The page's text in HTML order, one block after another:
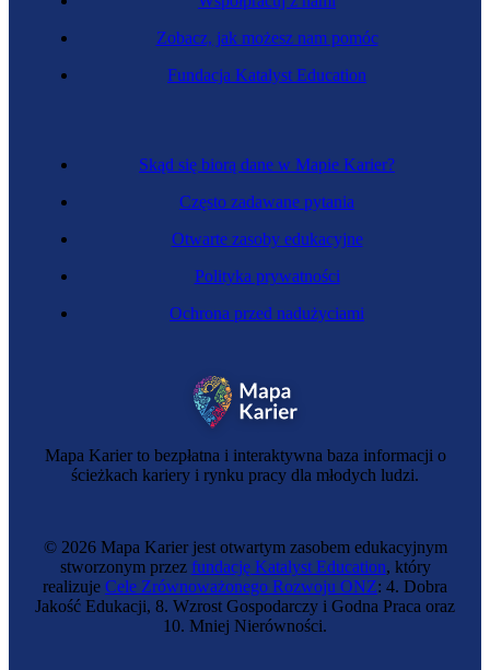
Specjalista telekomunikacji
Mapa Karier to bezpłatna i interaktywna baza informacji o
ścieżkach kariery i rynku pracy dla młodych ludzi.
Skąd się biorą dane w Mapie Karier?
Często zadawane pytania
Otwarte zasoby edukacyjne
Polityka prywatności
Ochrona przed nadużyciami
Zobacz, jak możesz nam pomóc
Fundacja Katalyst Education
© 2026 Mapa Karier jest otwartym zasobem edukacyjnym
stworzonym przez fundację Katalyst Education, który
realizuje Cele Zrównoważonego Rozwoju ONZ: 4. Dobra
Jakość Edukacji, 8. Wzrost Gospodarczy i Godna Praca oraz
10. Mniej Nierówności.